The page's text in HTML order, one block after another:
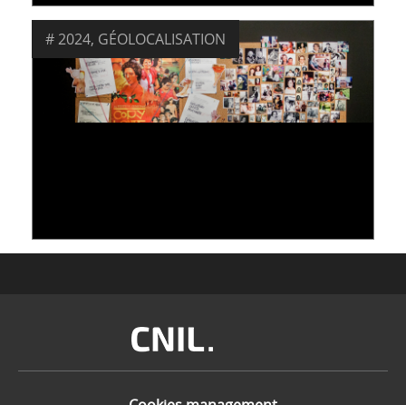
2024, GÉOLOCALISATION
Image